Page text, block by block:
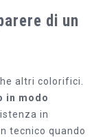
di un
altri colorifici.
in modo
in
tecnico quando